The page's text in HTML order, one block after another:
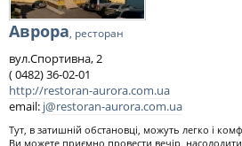
Аврора, ресторан
вул.Спортивна, 2
( 0482) 36-02-01
http://restoran-aurora.com.ua
email: j@restoran-aurora.com.ua
Тут, в затишній обстановці, можуть легко і
Ви можете приємно провести вечір,